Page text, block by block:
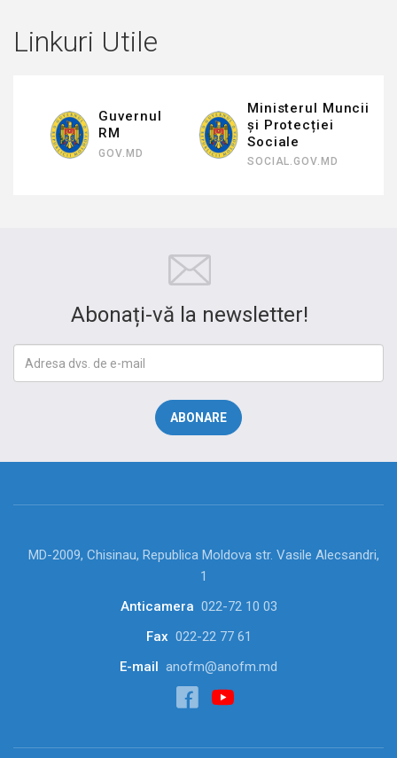
Linkuri Utile
Guvernul
RM
GOV.MD
Ministerul Muncii
și Protecției
Sociale
SOCIAL.GOV.MD
Abonați-vă la newsletter!
MD-2009, Chisinau, Republica Moldova str. Vasile Alecsandri,
1
Anticamera 022-72 10 03
Fax 022-22 77 61
E-mail
anofm@anofm.md